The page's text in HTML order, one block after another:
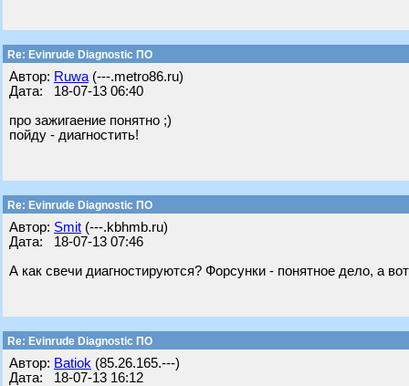
Re: Evinrude Diagnostic ПО
Автор: Ruwa (---.metro86.ru)
Дата: 18-07-13 06:40
про зажигаение понятно ;)
пойду - диагностить!
Re: Evinrude Diagnostic ПО
Автор: Smit (---.kbhmb.ru)
Дата: 18-07-13 07:46
А как свечи диагностируются? Форсунки - понятное дело, а
Re: Evinrude Diagnostic ПО
Автор: Batiok (85.26.165.---)
Дата: 18-07-13 16:12